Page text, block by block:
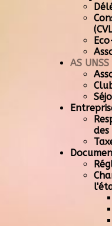
AS
des